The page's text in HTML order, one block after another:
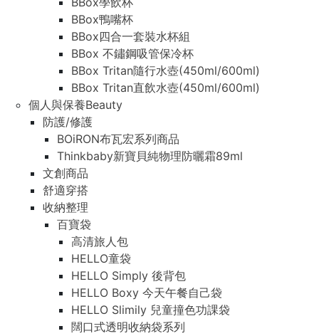
BBox鴨嘴杯
BBox四合一套裝水杯組
BBox 不鏽鋼吸管保冷杯
BBox Tritan隨行水壺(450ml/600ml)
BBox Tritan直飲水壺(450ml/600ml)
個人與保養Beauty
防護/修護
BOiRON布瓦宏系列商品
Thinkbaby新寶貝純物理防曬霜89ml
文創商品
舒適穿搭
收納整理
百寶袋
高清旅人包
HELLO童袋
HELLO Simply 後背包
HELLO Boxy 今天午餐自己袋
HELLO Slimily 兒童撞色功課袋
闊口式透明收納袋系列